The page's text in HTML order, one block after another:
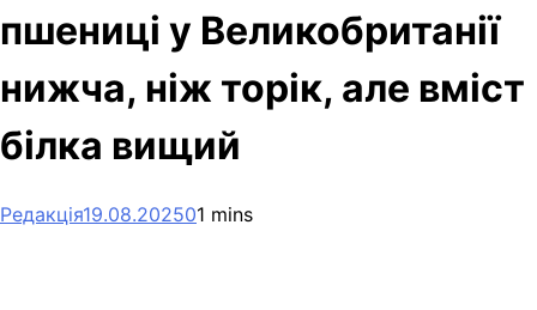
пшениці у Великобританії
нижча, ніж торік, але вміст
білка вищий
Редакція19.08.202501 mins